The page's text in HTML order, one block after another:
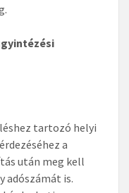
tartozó helyi
a
után meg kell
adószámát is.